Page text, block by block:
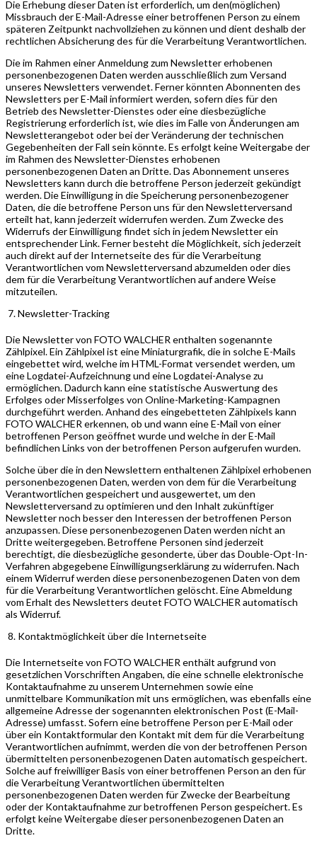
Die Erhebung dieser Daten ist erforderlich, um den(möglichen)
Missbrauch der E-Mail-Adresse einer betroffenen Person zu einem
späteren Zeitpunkt nachvollziehen zu können und dient deshalb der
rechtlichen Absicherung des für die Verarbeitung Verantwortlichen.
Die im Rahmen einer Anmeldung zum Newsletter erhobenen
personenbezogenen Daten werden ausschließlich zum Versand
unseres Newsletters verwendet. Ferner könnten Abonnenten des
Newsletters per E-Mail informiert werden, sofern dies für den
Betrieb des Newsletter-Dienstes oder eine diesbezügliche
Registrierung erforderlich ist, wie dies im Falle von Änderungen am
Newsletterangebot oder bei der Veränderung der technischen
Gegebenheiten der Fall sein könnte. Es erfolgt keine Weitergabe der
im Rahmen des Newsletter-Dienstes erhobenen
personenbezogenen Daten an Dritte. Das Abonnement unseres
Newsletters kann durch die betroffene Person jederzeit gekündigt
werden. Die Einwilligung in die Speicherung personenbezogener
Daten, die die betroffene Person uns für den Newsletterversand
erteilt hat, kann jederzeit widerrufen werden. Zum Zwecke des
Widerrufs der Einwilligung findet sich in jedem Newsletter ein
entsprechender Link. Ferner besteht die Möglichkeit, sich jederzeit
auch direkt auf der Internetseite des für die Verarbeitung
Verantwortlichen vom Newsletterversand abzumelden oder dies
dem für die Verarbeitung Verantwortlichen auf andere Weise
mitzuteilen.
Newsletter-Tracking
Die Newsletter von FOTO WALCHER enthalten sogenannte
Zählpixel. Ein Zählpixel ist eine Miniaturgrafik, die in solche E-Mails
eingebettet wird, welche im HTML-Format versendet werden, um
eine Logdatei-Aufzeichnung und eine Logdatei-Analyse zu
ermöglichen. Dadurch kann eine statistische Auswertung des
Erfolges oder Misserfolges von Online-Marketing-Kampagnen
durchgeführt werden. Anhand des eingebetteten Zählpixels kann
FOTO WALCHER erkennen, ob und wann eine E-Mail von einer
betroffenen Person geöffnet wurde und welche in der E-Mail
befindlichen Links von der betroffenen Person aufgerufen wurden.
Solche über die in den Newslettern enthaltenen Zählpixel erhobenen
personenbezogenen Daten, werden von dem für die Verarbeitung
Verantwortlichen gespeichert und ausgewertet, um den
Newsletterversand zu optimieren und den Inhalt zukünftiger
Newsletter noch besser den Interessen der betroffenen Person
anzupassen. Diese personenbezogenen Daten werden nicht an
Dritte weitergegeben. Betroffene Personen sind jederzeit
berechtigt, die diesbezügliche gesonderte, über das Double-Opt-In-
Verfahren abgegebene Einwilligungserklärung zu widerrufen. Nach
einem Widerruf werden diese personenbezogenen Daten von dem
für die Verarbeitung Verantwortlichen gelöscht. Eine Abmeldung
vom Erhalt des Newsletters deutet FOTO WALCHER automatisch
als Widerruf.
Kontaktmöglichkeit über die Internetseite
Die Internetseite von FOTO WALCHER enthält aufgrund von
gesetzlichen Vorschriften Angaben, die eine schnelle elektronische
Kontaktaufnahme zu unserem Unternehmen sowie eine
unmittelbare Kommunikation mit uns ermöglichen, was ebenfalls eine
allgemeine Adresse der sogenannten elektronischen Post (E-Mail-
Adresse) umfasst. Sofern eine betroffene Person per E-Mail oder
über ein Kontaktformular den Kontakt mit dem für die Verarbeitung
Verantwortlichen aufnimmt, werden die von der betroffenen Person
übermittelten personenbezogenen Daten automatisch gespeichert.
Solche auf freiwilliger Basis von einer betroffenen Person an den für
die Verarbeitung Verantwortlichen übermittelten
personenbezogenen Daten werden für Zwecke der Bearbeitung
oder der Kontaktaufnahme zur betroffenen Person gespeichert. Es
erfolgt keine Weitergabe dieser personenbezogenen Daten an
Dritte.